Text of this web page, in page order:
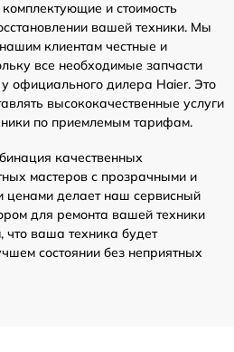
и стоимость
вашей техники. Мы
клиентам честные и
все необходимые запчасти
официального дилера Haier. Это
высококачественные услуги
по приемлемым тарифам.
качественных
мастеров с прозрачными и
ценами делает наш сервисный
для ремонта вашей техники
ваша техника будет
состоянии без неприятных